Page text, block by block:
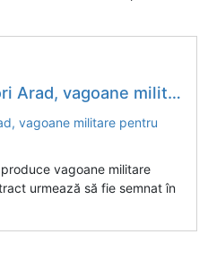
militare pentru NATO
vagoane militare
urmează să fie semnat în